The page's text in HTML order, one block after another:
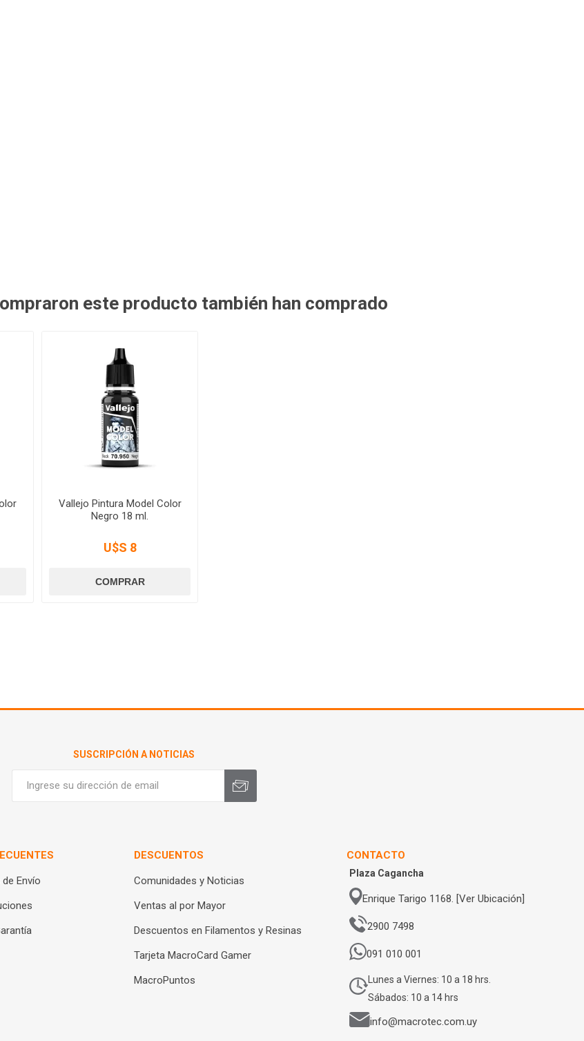
este producto también han comprado
Vallejo Pintura Model Color
Negro 18 ml.
U$S 8
SUSCRIPCIÓN A NOTICIAS
Envío
DESCUENTOS
Comunidades y Noticias
Ventas al por Mayor
Descuentos en Filamentos y Resinas
Tarjeta MacroCard Gamer
MacroPuntos
CONTACTO
Plaza Cagancha
Enrique Tarigo 1168. [Ver Ubicación]
2900 7498
091 010 001
Lunes a Viernes: 10 a 18 hrs.
Sábados: 10 a 14 hrs
info@macrotec.com.uy